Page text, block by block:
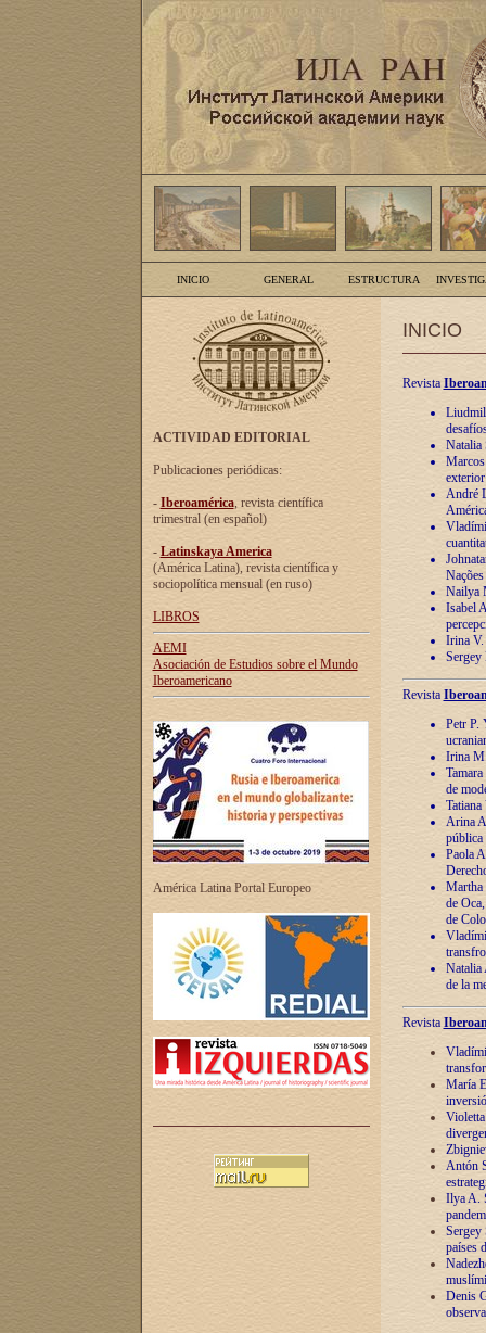
INICIO GENERAL ESTRUCTURA
ACTIVIDAD EDITORIAL
Publicaciones periódicas:
- Iberoamérica, revista científica
trimestral (en español)
- Latinskaya America
(América Latina), revista científica y
sociopolítica mensual (en ruso)
LIBROS
AEMI
Asociación de Estudios sobre el Mundo
Iberoamericano
América Latina Portal Europeo
INICIO
Revista
Natalia
André
Nailya
Isabel
Irina V.
Sergey
Revista
Petr P.
Irina
de
Arina
pública
Paola
Martha
de
de
Natalia
de la
Revista
María
Antón
Ilya A.
Sergey
países
Denis